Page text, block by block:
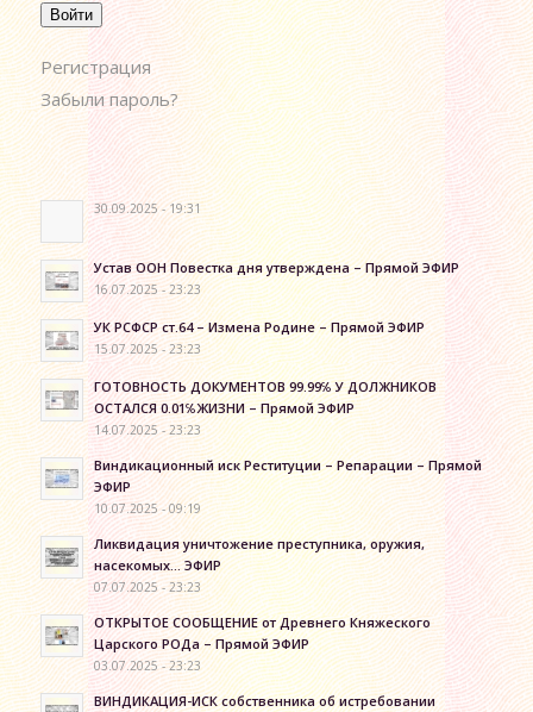
Войти
Регистрация
Забыли пароль?
30.09.2025 - 19:31
Устав ООН Повестка дня утверждена – Прямой ЭФИР
16.07.2025 - 23:23
УК РСФСР ст.64 – Измена Родине – Прямой ЭФИР
15.07.2025 - 23:23
ГОТОВНОСТЬ ДОКУМЕНТОВ 99.99℅ У ДОЛЖНИКОВ
ОСТАЛСЯ 0.01℅ЖИЗНИ – Прямой ЭФИР
14.07.2025 - 23:23
Виндикационный иск Реституции – Репарации – Прямой
ЭФИР
10.07.2025 - 09:19
Ликвидация уничтожение преступника, оружия,
насекомых… ЭФИР
07.07.2025 - 23:23
ОТКРЫТОЕ СООБЩЕНИЕ от Древнего Княжеского
Царского РОДа – Прямой ЭФИР
03.07.2025 - 23:23
ВИНДИКАЦИЯ-ИСК собственника об истребовании